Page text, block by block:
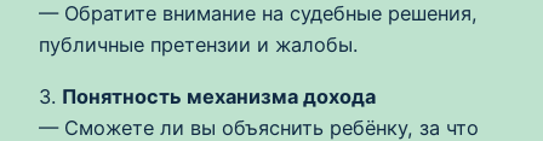
— Обратите внимание на судебные решения,
публичные претензии и жалобы.
3. Понятность механизма дохода
— Сможете ли вы объяснить ребёнку, за что